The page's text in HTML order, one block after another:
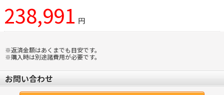
238,991 円
※返済金額はあくまでも目安です。
※購入時は別途諸費用が必要です。
お問い合わせ